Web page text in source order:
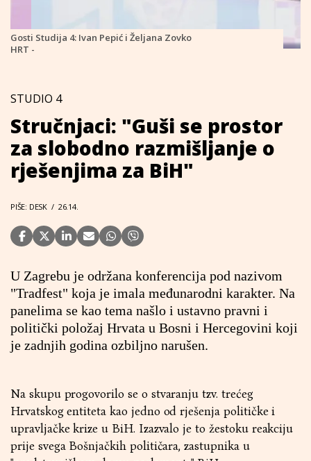
Gosti Studija 4: Ivan Pepić i Željana Zovko
HRT -
STUDIO 4
Stručnjaci: "Guši se prostor
za slobodno razmišljanje o
rješenjima za BiH"
PIŠE: DESK / 26.14.
U Zagrebu je održana konferencija pod nazivom
"Tradfest" koja je imala međunarodni karakter. Na
panelima se kao tema našlo i ustavno pravni i
politički položaj Hrvata u Bosni i Hercegovini koji
je zadnjih godina ozbiljno narušen.
Na skupu progovorilo se o stvaranju tzv. trećeg
Hrvatskog entiteta kao jedno od rješenja političke i
upravljačke krize u BiH. Izazvalo je to žestoku reakciju
prije svega Bošnjačkih političara, zastupnika u